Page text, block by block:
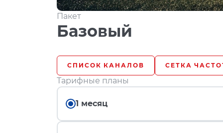
Пакет
Базовый
СПИСОК КАНАЛОВ СЕТКА
Тарифные планы
1 месяц